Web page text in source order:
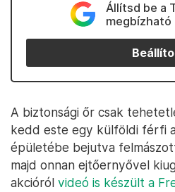
Állítsd be a
megbízható
A biztonsági őr csak
kedd este egy külföldi férfi
épületébe bejutva
majd onnan ejtőernyővel
akcióról videó is készült a